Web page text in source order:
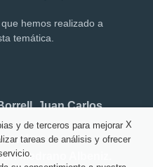
hemos realizado a
temática.
Juan Carlos
Medrano Albeniz.
X
y de terceros para mejorar
tareas de análisis y ofrecer